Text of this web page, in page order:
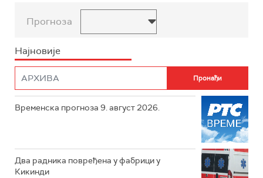
Прогноза
Најновије
Временска прогноза 9. август 2026.
Два радника повређена у фабрици у
Кикинди